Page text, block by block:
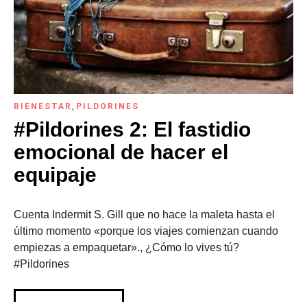
BIENESTAR , PILDORINES
#Pildorines 2: El fastidio
emocional de hacer el
equipaje
Cuenta Indermit S. Gill que no hace la maleta hasta el
último momento «porque los viajes comienzan cuando
empiezas a empaquetar»., ¿Cómo lo vives tú?
#Pildorines